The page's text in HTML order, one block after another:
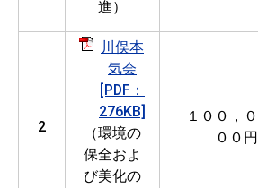
進）
2
川俣本
気会
[PDF：
276KB]
（環境の
保全およ
び美化の
１００，０
００円